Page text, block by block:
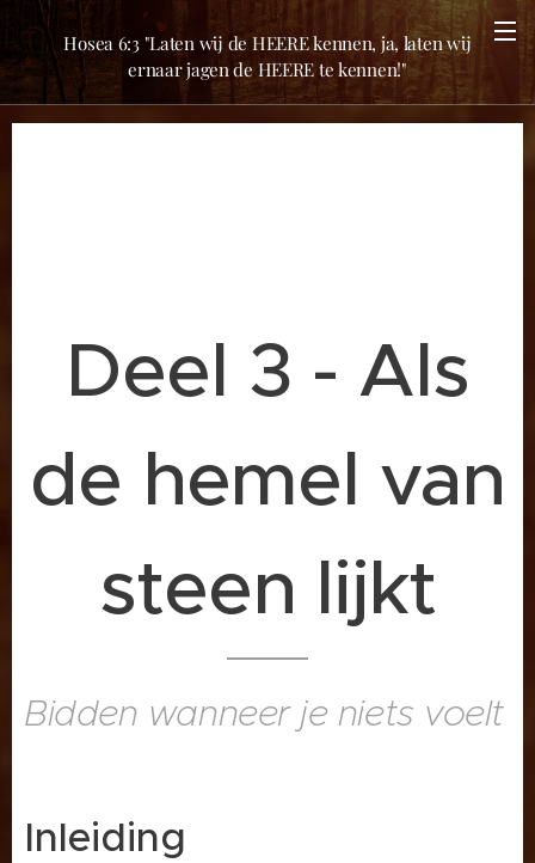
Hosea 6:3 "Laten wij de HEERE kennen, ja, laten wij
ernaar jagen de HEERE te kennen!"
Deel 3 - Als
de hemel van
steen lijkt
Bidden wanneer je niets voelt
Inleiding